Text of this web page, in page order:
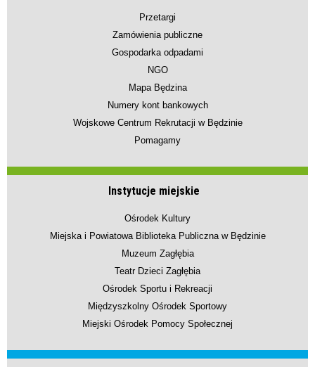
Przetargi
Zamówienia publiczne
Gospodarka odpadami
NGO
Mapa Będzina
Numery kont bankowych
Wojskowe Centrum Rekrutacji w Będzinie
Pomagamy
Instytucje miejskie
Ośrodek Kultury
Miejska i Powiatowa Biblioteka Publiczna w Będzinie
Muzeum Zagłębia
Teatr Dzieci Zagłębia
Ośrodek Sportu i Rekreacji
Międzyszkolny Ośrodek Sportowy
Miejski Ośrodek Pomocy Społecznej